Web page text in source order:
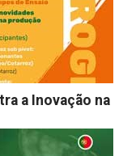
a Inovação na